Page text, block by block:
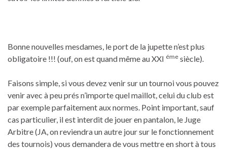
Bonne nouvelles mesdames, le port de la jupette n’est plus
obligatoire !!! (ouf, on est quand même au XXI éme siècle).
Faisons simple, si vous devez venir sur un tournoi vous pouvez
venir avec à peu prés n’importe quel maillot, celui du club est
par exemple parfaitement aux normes. Point important, sauf
cas particulier, il est interdit de jouer en pantalon, le Juge
Arbitre (JA, on reviendra un autre jour sur le fonctionnement
des tournois) vous demandera de vous mettre en short à tous